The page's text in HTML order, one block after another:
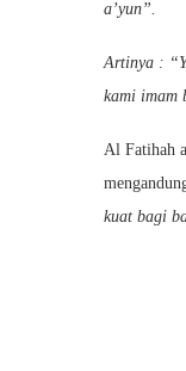
a’yun”.
Artinya :
kami imam
Al Fatihah
kuat bagi